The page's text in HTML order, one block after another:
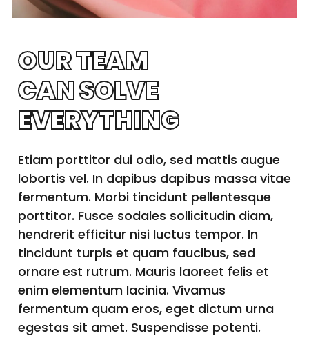
OUR TEAM
CAN SOLVE
EVERYTHING
Etiam porttitor dui odio, sed mattis augue
lobortis vel. In dapibus dapibus massa vitae
fermentum. Morbi tincidunt pellentesque
porttitor. Fusce sodales sollicitudin diam,
hendrerit efficitur nisi luctus tempor. In
tincidunt turpis et quam faucibus, sed
ornare est rutrum. Mauris laoreet felis et
enim elementum lacinia. Vivamus
fermentum quam eros, eget dictum urna
egestas sit amet. Suspendisse potenti.